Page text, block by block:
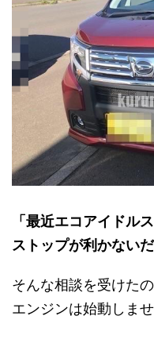
「最近エコアイドル
ストップが利かないだ
そんな相談を受けた
エンジンは始動しませ